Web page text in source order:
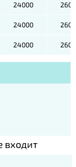
24000
24000
24000
входит